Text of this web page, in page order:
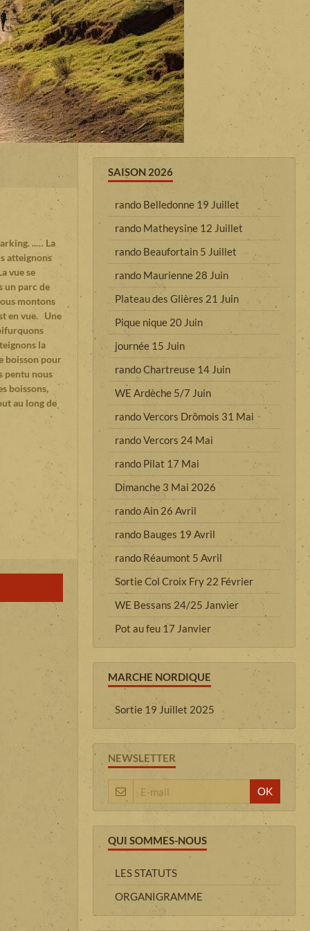
..… La
atteignons
vue se
un parc de
montons
en vue. Une
la
boisson pour
pentu nous
boissons,
au long de
SAISON 2026
rando Belledonne 19 Juillet
rando Matheysine 12 Juillet
rando Beaufortain 5 Juillet
rando Maurienne 28 Juin
Plateau des Glières 21 Juin
Pique nique 20 Juin
journée 15 Juin
rando Chartreuse 14 Juin
WE Ardèche 5/7 Juin
rando Vercors Drômois 31 Mai
rando Vercors 24 Mai
rando Pilat 17 Mai
Dimanche 3 Mai 2026
rando Ain 26 Avril
rando Bauges 19 Avril
rando Réaumont 5 Avril
Sortie Col Croix Fry 22 Février
WE Bessans 24/25 Janvier
Pot au feu 17 Janvier
MARCHE NORDIQUE
Sortie 19 Juillet 2025
NEWSLETTER
OK
QUI SOMMES-NOUS
LES STATUTS
ORGANIGRAMME